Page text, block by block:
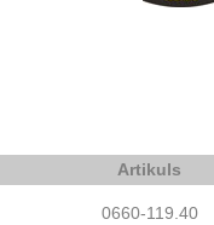
Artikuls
0660-119.40